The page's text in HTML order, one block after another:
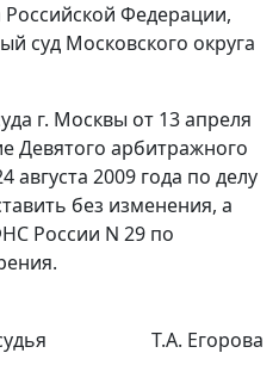
Российской Федерации,
суд Московского округа
г. Москвы от 13 апреля
Девятого арбитражного
августа 2009 года по делу
без изменения, а
России N 29 по
Т.А. Егорова